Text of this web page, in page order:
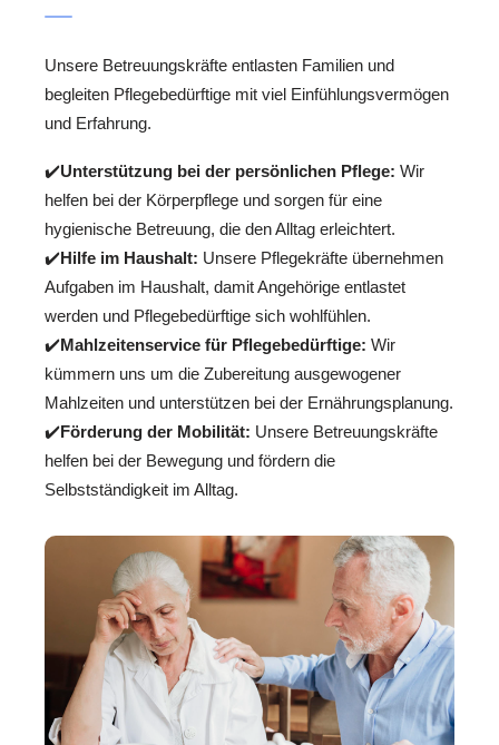
Unsere Betreuungskräfte entlasten Familien und
begleiten Pflegebedürftige mit viel Einfühlungsvermögen
und Erfahrung.
✔️Unterstützung bei der persönlichen Pflege: Wir
helfen bei der Körperpflege und sorgen für eine
hygienische Betreuung, die den Alltag erleichtert.
✔️Hilfe im Haushalt: Unsere Pflegekräfte übernehmen
Aufgaben im Haushalt, damit Angehörige entlastet
werden und Pflegebedürftige sich wohlfühlen.
✔️Mahlzeitenservice für Pflegebedürftige: Wir
kümmern uns um die Zubereitung ausgewogener
Mahlzeiten und unterstützen bei der Ernährungsplanung.
✔️Förderung der Mobilität: Unsere Betreuungskräfte
helfen bei der Bewegung und fördern die
Selbstständigkeit im Alltag.